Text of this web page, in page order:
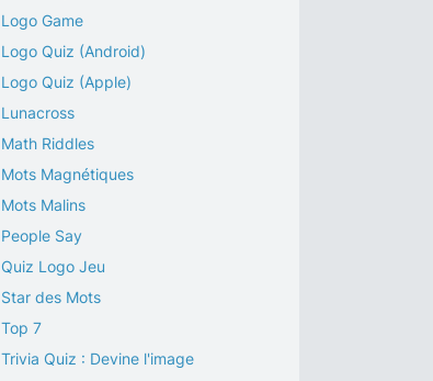
Logo Game
Logo Quiz (Android)
Logo Quiz (Apple)
Lunacross
Math Riddles
Mots Magnétiques
Mots Malins
People Say
Quiz Logo Jeu
Star des Mots
Top 7
Trivia Quiz : Devine l'image